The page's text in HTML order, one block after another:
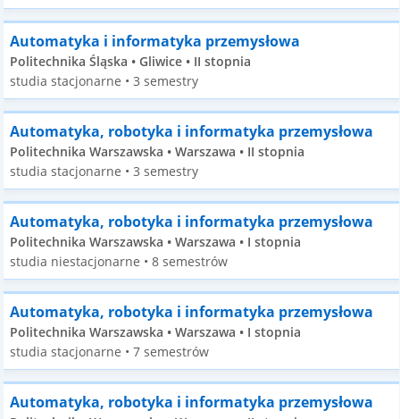
Automatyka i informatyka przemysłowa
Politechnika Śląska • Gliwice • II stopnia
studia stacjonarne • 3 semestry
Automatyka, robotyka i informatyka przemysłowa
Politechnika Warszawska • Warszawa • II stopnia
studia stacjonarne • 3 semestry
Automatyka, robotyka i informatyka przemysłowa
Politechnika Warszawska • Warszawa • I stopnia
studia niestacjonarne • 8 semestrów
Automatyka, robotyka i informatyka przemysłowa
Politechnika Warszawska • Warszawa • I stopnia
studia stacjonarne • 7 semestrów
Automatyka, robotyka i informatyka przemysłowa